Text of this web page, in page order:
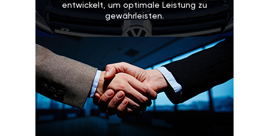
entwickelt, um optimale Leistung zu
gewährleisten.